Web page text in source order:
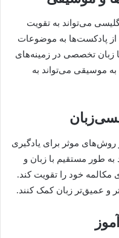
می‌تواند به تقویت
پادکست‌ها به موضوعات
زبان تخصصی در زمینه‌های
موسیقی می‌تواند به
موثر برای یادگیری
طور مستقیم با زبان و
خود را تقویت کند.
و عمیق‌تر زبان کمک کنند.